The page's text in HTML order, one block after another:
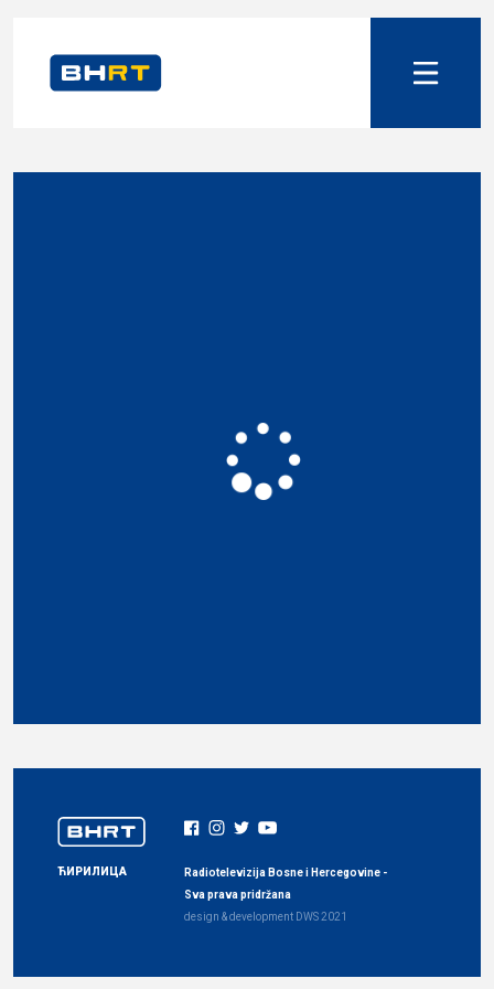
ЋИРИЛИЦА
Radiotelevizija Bosne i Hercegovine -
Sva prava pridržana
design & development DWS2021